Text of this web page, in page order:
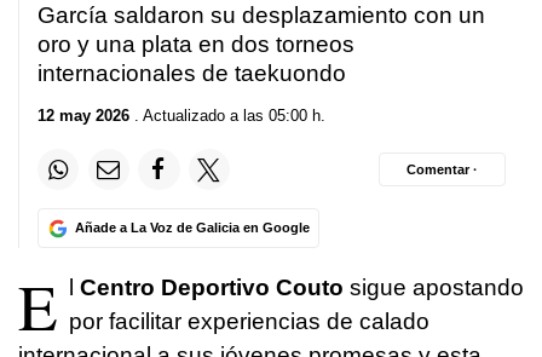
García saldaron su desplazamiento con un
oro y una plata en dos torneos
internacionales de taekuondo
12 may 2026 . Actualizado a las 05:00 h.
Añade a La Voz de Galicia en Google
Comentar ·
E Centro Deportivo Couto sigue apostando
por facilitar experiencias de calado